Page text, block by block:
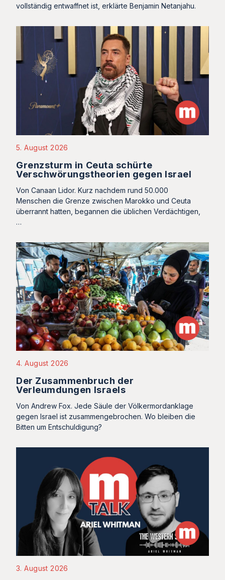
vollständig entwaffnet ist, erklärte Benjamin Netanjahu.
5. August 2026
Grenzsturm in Ceuta schürte
Verschwörungstheorien gegen Israel
Von Canaan Lidor. Kurz nachdem rund 50.000
Menschen die Grenze zwischen Marokko und Ceuta
überrannt hatten, begannen die üblichen Verdächtigen,
…
4. August 2026
Der Zusammenbruch der
Verleumdungen Israels
Von Andrew Fox. Jede Säule der Völkermordanklage
gegen Israel ist zusammengebrochen. Wo bleiben die
Bitten um Entschuldigung?
3. August 2026